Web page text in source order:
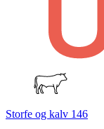
Storfe og kalv 146